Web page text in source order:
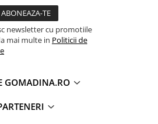
newsletter cu promotiile
mai multe in Politicii de
GOMADINA.RO